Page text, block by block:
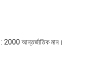
2000 আন্তর্জাতিক মান।